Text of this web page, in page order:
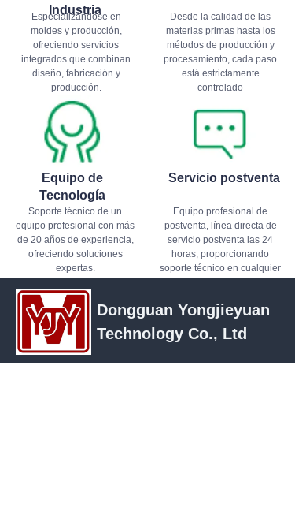
Industria
Equipo de
Tecnología
Servicio postventa
Especializándose en
moldes y producción,
ofreciendo servicios
integrados que combinan
diseño, fabricación y
producción.
Desde la calidad de las
materias primas hasta los
métodos de producción y
procesamiento, cada paso
está estrictamente
controlado
Soporte técnico de un
equipo profesional con más
de 20 años de experiencia,
ofreciendo soluciones
expertas.
Equipo profesional de
postventa, línea directa de
servicio postventa las 24
horas, proporcionando
soporte técnico en cualquier
Dongguan Yongjieyuan
Technology Co., Ltd
ES